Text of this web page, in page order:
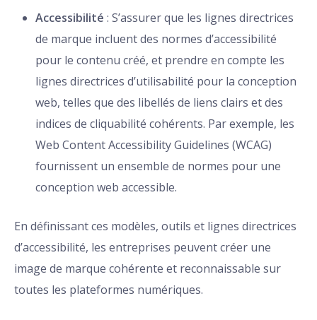
Accessibilité : S’assurer que les lignes directrices
de marque incluent des normes d’accessibilité
pour le contenu créé, et prendre en compte les
lignes directrices d’utilisabilité pour la conception
web, telles que des libellés de liens clairs et des
indices de cliquabilité cohérents. Par exemple, les
Web Content Accessibility Guidelines (WCAG)
fournissent un ensemble de normes pour une
conception web accessible.
En définissant ces modèles, outils et lignes directrices
d’accessibilité, les entreprises peuvent créer une
image de marque cohérente et reconnaissable sur
toutes les plateformes numériques.